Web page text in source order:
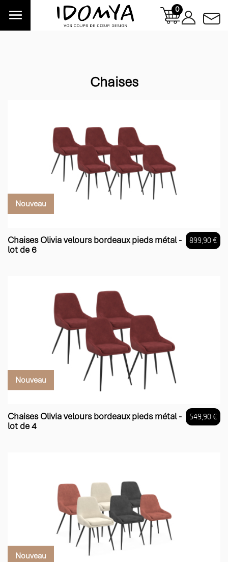
 0
Chaises
Nouveau
Chaises Olivia velours bordeaux pieds métal -
lot de 6
Prix
899,90 €
Nouveau
Chaises Olivia velours bordeaux pieds métal -
lot de 4
Prix
549,90 €
Nouveau